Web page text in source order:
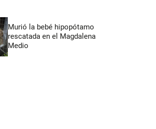
Murió la bebé hipopótamo
rescatada en el Magdalena
Medio